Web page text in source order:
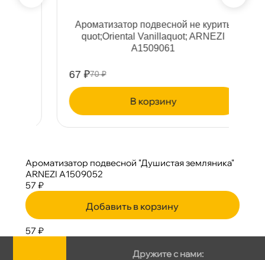
Ароматизатор подвесной не курить
quot;Oriental Vanillaquot; ARNEZI
A1509061
70 ₽
корзину
Ароматизатор подвесной "Душистая земляника"
ARNEZI A1509052
57 ₽
Добавить в корзину
57 ₽
Дружите с нами: